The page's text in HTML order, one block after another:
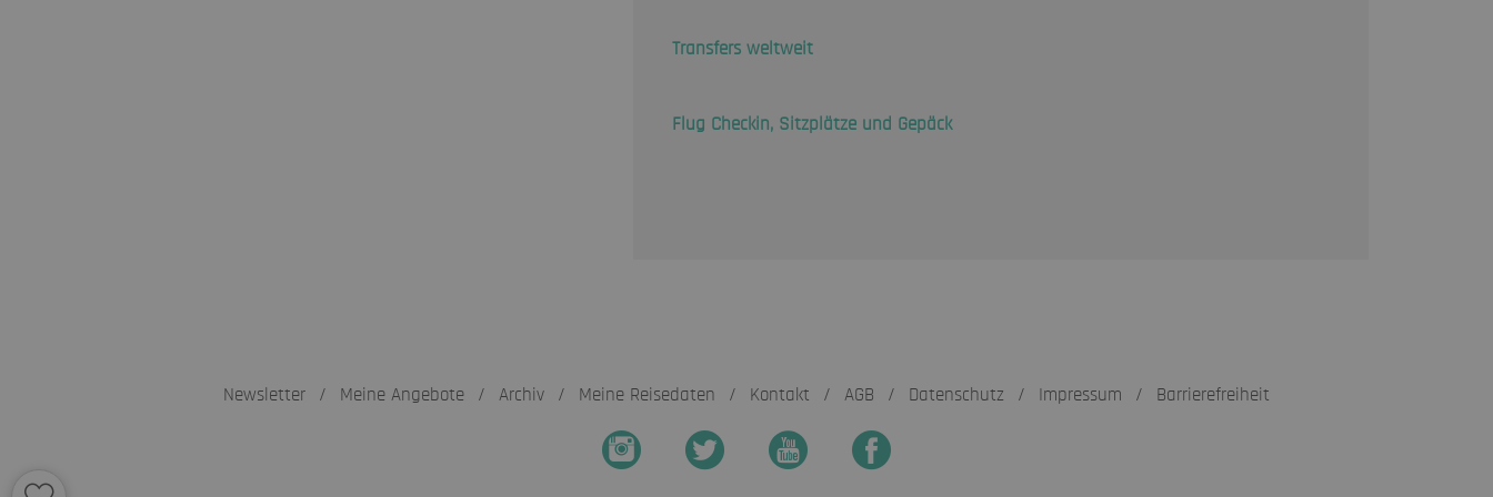
Transfers weltweit
Flug Checkin, Sitzplätze und Gepäck
Newsletter / Meine Angebote / Archiv / Meine Reisedaten / Kontakt / AGB / Datenschutz / Impressum / Barrierefreiheit